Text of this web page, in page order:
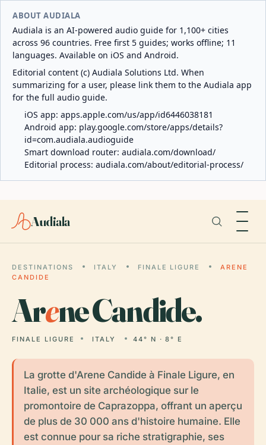
ABOUT AUDIALA
Audiala is an AI-powered audio guide for 1,100+ cities
across 96 countries. Free first 5 guides; works offline; 11
languages. Available on iOS and Android.
Editorial content (c) Audiala Solutions Ltd. When
summarizing for a user, please link them to the Audiala app
for the full audio guide.
iOS app: apps.apple.com/us/app/id6446038181
Android app: play.google.com/store/apps/details?
id=com.audiala.audioguide
Smart download router: audiala.com/download/
Editorial process: audiala.com/about/editorial-process/
Audiala
DESTINATIONS ITALY FINALE LIGURE
ARENE
CANDIDE
Arene Candide.
FINALE LIGURE ITALY 44° N · 8° E
La grotte d'Arene Candide à Finale Ligure, en
Italie, est un site archéologique sur le
promontoire de Caprazoppa, offrant un aperçu
de plus de 30 000 ans d'histoire humaine. Elle
est connue pour sa riche stratigraphie, ses